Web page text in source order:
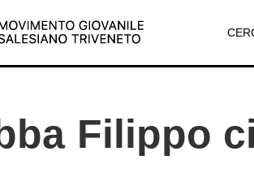
Filippo ci